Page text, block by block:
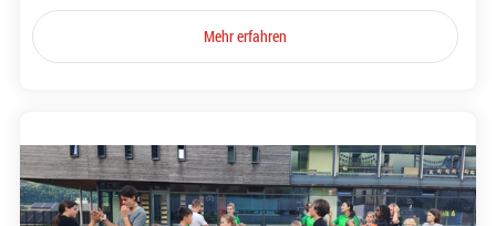
Mehr erfahren